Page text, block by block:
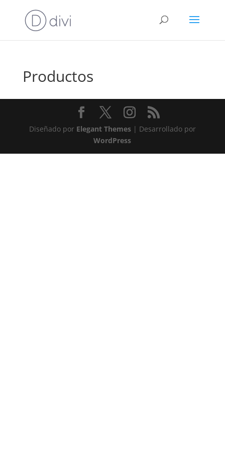
Productos
Diseñado por Elegant Themes| Desarrollado por
WordPress